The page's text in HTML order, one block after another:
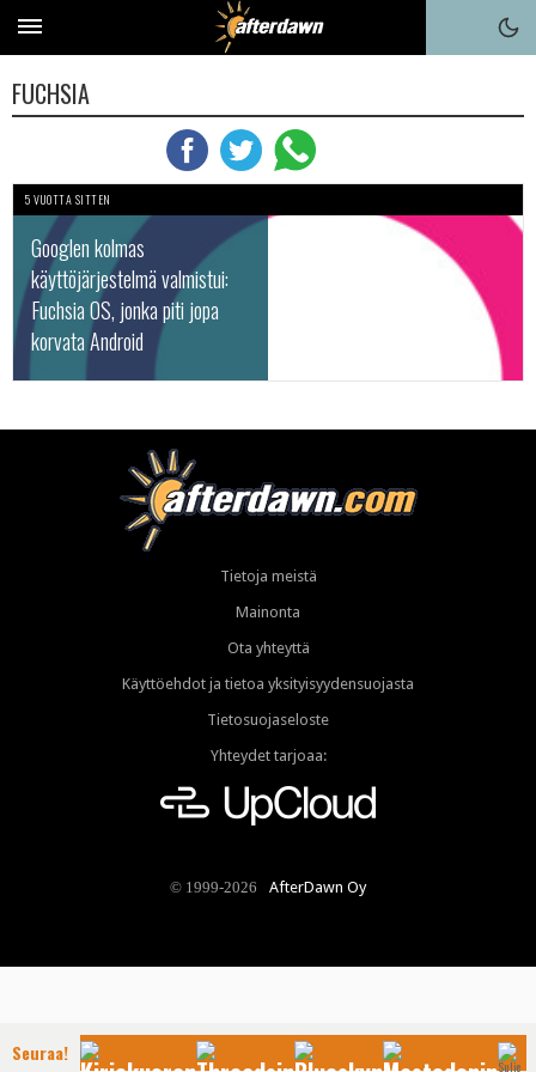
FUCHSIA
5 VUOTTA SITTEN
Googlen kolmas
käyttöjärjestelmä valmistui:
Fuchsia OS, jonka piti jopa
korvata Android
Tietoja meistä
Mainonta
Ota yhteyttä
Käyttöehdot ja tietoa yksityisyydensuojasta
Tietosuojaseloste
Yhteydet tarjoaa:
© 1999-2026 AfterDawn Oy
Seuraa!